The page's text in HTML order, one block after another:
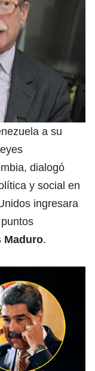
a su
, dialogó
y social en
ingresara
Maduro.